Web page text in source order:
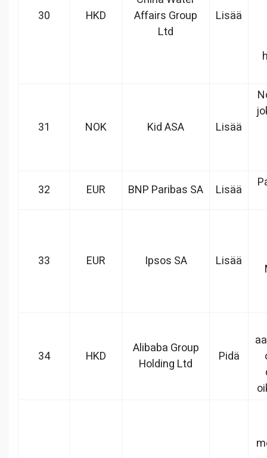
30 HKD
Affairs Group
Ltd
Lisää
31 NOK Kid ASA Lisää
32 EUR BNP Paribas SA Lisää
33 EUR Ipsos SA Lisää
34 HKD
Alibaba Group
Holding Ltd
Pidä